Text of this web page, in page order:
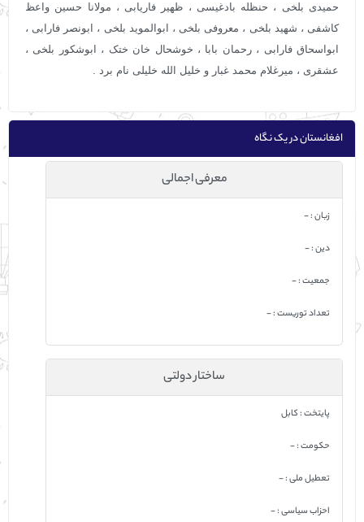
حمیدی بلخی ، حنظله بادغیسی ، ظهیر فاریابی ، مولانا حسین واعظ
کاشفی ، شهید بلخی ، معروفی بلخی ، ابوالموید بلخی ، ابونصر فارابی ،
ابواسحاق فارابی ، رحمان بابا ، خوشحال خان ختک ، ابوشکور بلخی ،
عشقری ، میرغلام محمد غبار و خلیل الله خلیلی نام برد .
افغانستان در یک نگاه
معرفی اجمالی
زبان : -
دين : -
جمعيت : -
تعداد توریست : -
ساختار دولتی
پایتخت : کابل
حکومت : -
تعطیل ملی : -
احزاب سیاسی : -